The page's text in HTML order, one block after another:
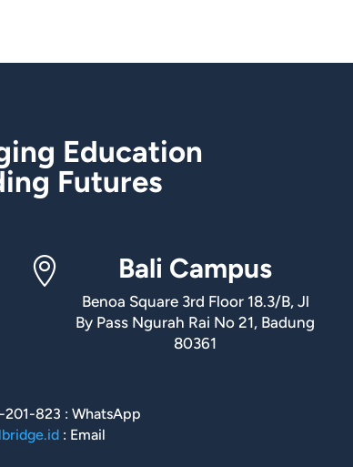
Education
Futures
 Bali Campus
Benoa Square 3rd Floor 18.3/B, Jl
By Pass Ngurah Rai No 21, Badung
80361
201-823 : WhatsApp
: Email